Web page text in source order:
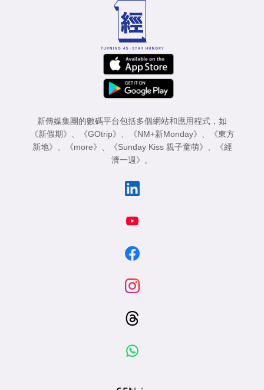
新傳媒集團的數碼平台包括多個網站和應用程式，如
《新假期》 、 《GOtrip》 、 《NM+新Monday》 、
《東方
新地》 、 《more》 、 《Sunday Kiss 親子童萌》 、
《經
濟一週》 。